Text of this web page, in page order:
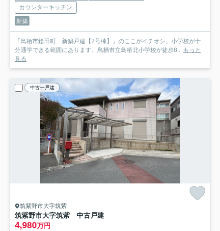
カウンターキッチン
新築
「鳥栖市鎗田町 新築戸建【2号棟】」のここがイチオシ。小学校が十
分通学できる範囲にあります。鳥栖市立鳥栖北小学校が徒歩8... もっと
見る
中古一戸建
筑紫野市大字筑紫
筑紫野市大字筑紫 中古戸建
4,980万円